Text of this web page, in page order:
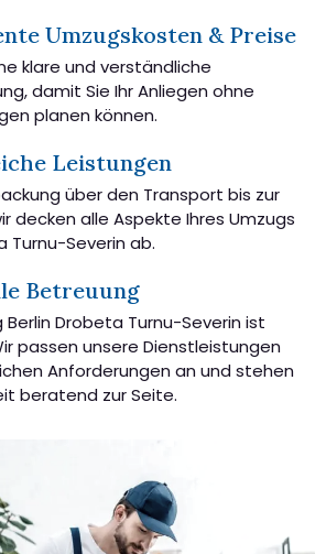
Umzugskosten & Preise
klare und verständliche
damit Sie Ihr Anliegen ohne
planen können.
Leistungen
über den Transport bis zur
decken alle Aspekte Ihres Umzugs
Turnu-Severin ab.
Betreuung
Berlin Drobeta Turnu-Severin ist
passen unsere Dienstleistungen
Anforderungen an und stehen
beratend zur Seite.